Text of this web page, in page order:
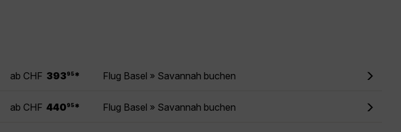
ab CHF 393 95 * Flug Basel » Savannah buchen
ab CHF 440 95 * Flug Basel » Savannah buchen